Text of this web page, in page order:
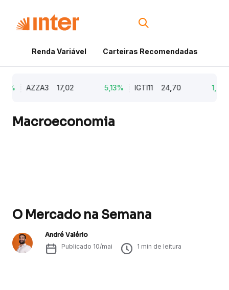
Renda Variável Carteiras Recomendadas
AZZA3 17,02 5,13% IGTI11 24,70 1,77%
Macroeconomia
O Mercado na Semana
André Valério
Publicado 10/mai 1 min de leitura